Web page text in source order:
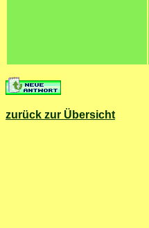
zurück zur Übersicht